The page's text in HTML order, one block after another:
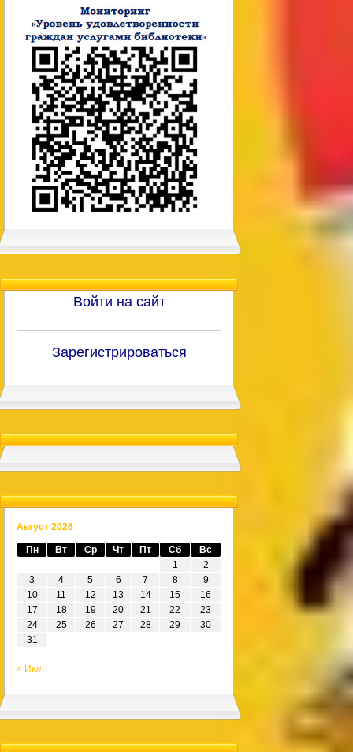
Войти на сайт
Зарегистрироваться
Август 2026
Пн Вт Ср Чт Пт Сб
Вс
1
2
3
4 5 6 7 8
9
10
11 12 13 14 15
16
17
18 19 20 21 22
23
24
25 26 27 28 29
30
31
« Июл